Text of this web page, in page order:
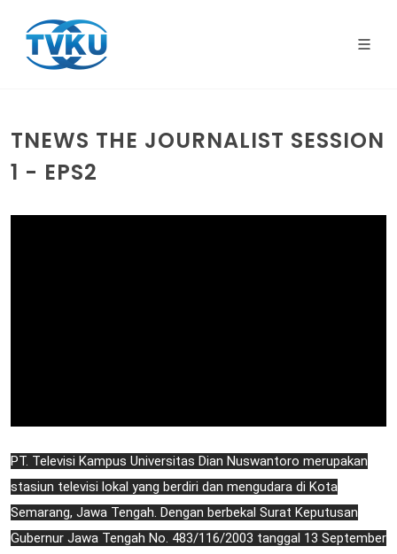
TNEWS THE JOURNALIST SESSION
1 - EPS2
PT. Televisi Kampus Universitas Dian Nuswantoro merupakan
stasiun televisi lokal yang berdiri dan mengudara di Kota
Semarang, Jawa Tengah. Dengan berbekal Surat Keputusan
Gubernur Jawa Tengah No. 483/116/2003 tanggal 13 September